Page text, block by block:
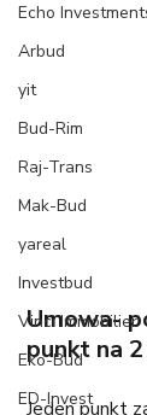
Echo
Arbud
yit
Bud-Rim
Raj-Trans
Mak-Bud
yareal
Investbud
Vinci Immobilier
Eko-Bud
ED-Invest
Umowa-
punkt na
Jeden punkt